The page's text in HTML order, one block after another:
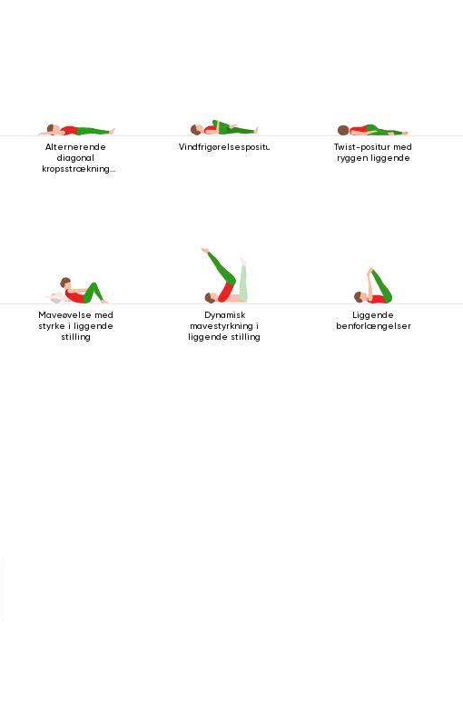
Alternerende
diagonal
kropsstrækning
Vindfrigørelsespositur
Twist-positur med
ryggen liggende
Maveøvelse med
styrke i liggende
stilling
Dynamisk
mavestyrkning i
liggende stilling
Liggende
benforlængelser